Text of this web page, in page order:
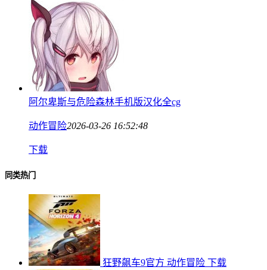
阿尔卑斯与危险森林手机版汉化全cg
动作冒险2026-03-26 16:52:48
下载
同类热门
狂野飙车9官方 动作冒险 下载